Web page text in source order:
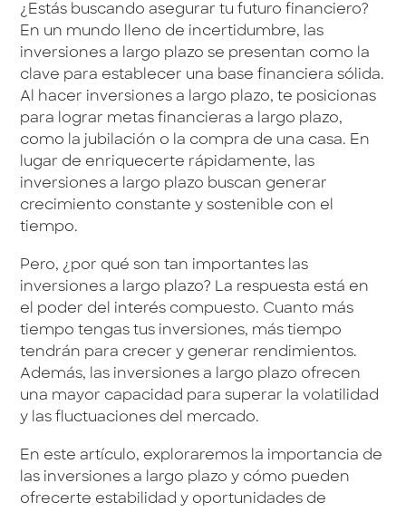
¿Estás buscando asegurar tu futuro financiero?
En un mundo lleno de incertidumbre, las
inversiones a largo plazo se presentan como la
clave para establecer una base financiera sólida.
Al hacer inversiones a largo plazo, te posicionas
para lograr metas financieras a largo plazo,
como la jubilación o la compra de una casa. En
lugar de enriquecerte rápidamente, las
inversiones a largo plazo buscan generar
crecimiento constante y sostenible con el
tiempo.
Pero, ¿por qué son tan importantes las
inversiones a largo plazo? La respuesta está en
el poder del interés compuesto. Cuanto más
tiempo tengas tus inversiones, más tiempo
tendrán para crecer y generar rendimientos.
Además, las inversiones a largo plazo ofrecen
una mayor capacidad para superar la volatilidad
y las fluctuaciones del mercado.
En este artículo, exploraremos la importancia de
las inversiones a largo plazo y cómo pueden
ofrecerte estabilidad y oportunidades de